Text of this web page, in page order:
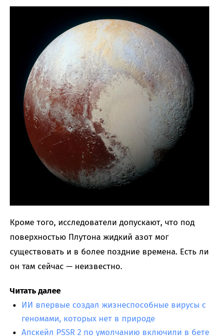
Кроме того, исследователи допускают, что под
поверхностью Плутона жидкий азот мог
существовать и в более поздние времена. Есть ли
он там сейчас — неизвестно.
Читать далее
ИИ впервые создал жизнеспособные вирусы с
геномами, которых нет в природе
Апскейл PSSR 2 по умолчанию включили в бете